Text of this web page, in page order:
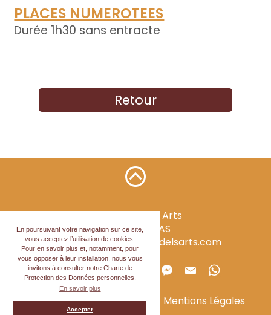
En poursuivant votre navigation sur ce site,
vous acceptez l’utilisation de cookies.
Pour en savoir plus et, notamment, pour
vous opposer à leur installation, nous vous
invitons à consulter notre Charte de
Protection des Données personnelles.
En savoir plus
Accepter
PLACES NUMEROTEES
Durée 1h30 sans entracte
Retour
Mirondela Dels Arts
34120PÉZENAS
contact@mirondeladelsarts.com
Partager la page
Politique de confidentialité Mentions Légales